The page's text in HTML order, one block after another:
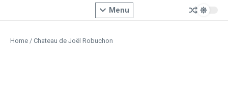
Menu
Home / Chateau de Joël Robuchon